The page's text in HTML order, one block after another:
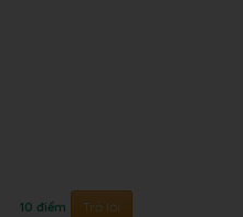
10 điểm Trả lời